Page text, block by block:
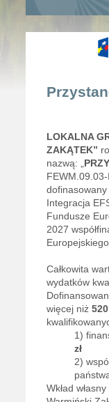
LOKALNA
ZAKĄTEK”
nazwą: „
Integracja
Fundusze
2027
Całkowita
wydatków
więcej niż
1)
zł
2)
Wkład